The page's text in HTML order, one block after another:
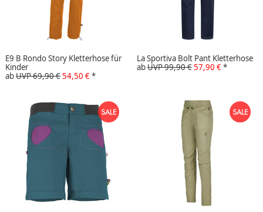
E9 B Rondo Story Kletterhose für
Kinder
abUVP 69,90 €54,50 €*
La Sportiva Bolt Pant Kletterhose
abUVP 99,90 €57,90 €*